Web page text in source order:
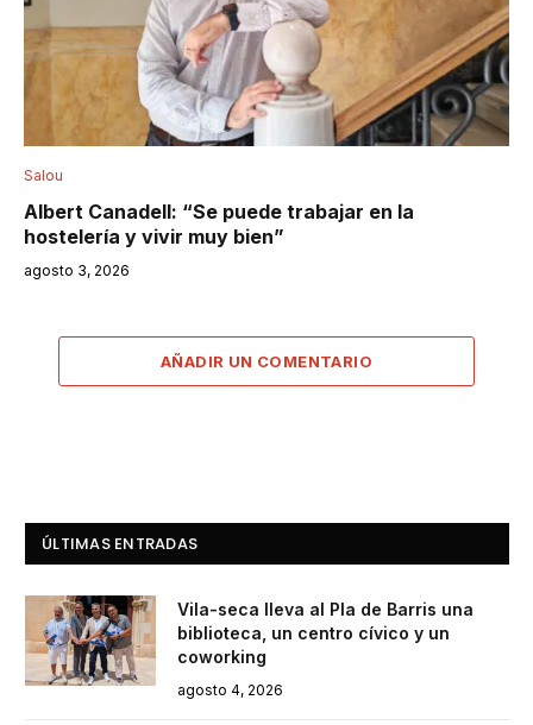
Salou
Albert Canadell: “Se puede trabajar en la
hostelería y vivir muy bien”
agosto 3, 2026
AÑADIR UN COMENTARIO
ÚLTIMAS ENTRADAS
Vila-seca lleva al Pla de Barris una
biblioteca, un centro cívico y un
coworking
agosto 4, 2026